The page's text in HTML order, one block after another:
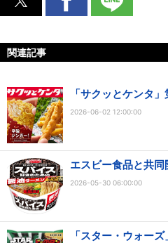
関連記事
「サクッとケンタ
2026-06-02 12:00:00
エスビー食品と共
2026-05-30 06:00:00
「スター・ウォー